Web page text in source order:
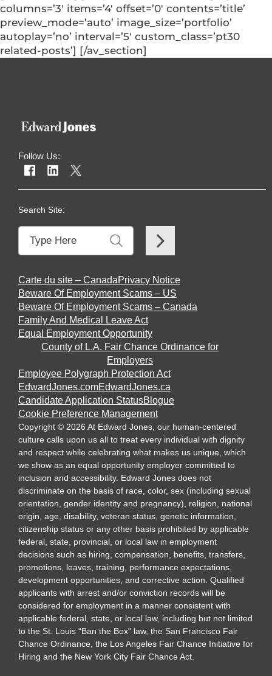
columns=’3′ items=’4′ offset=’0′ contents=’title’
preview_mode=’auto’ image_size=’portfolio’
autoplay=’no’ interval=’5′ custom_class=’pt30
related-posts’] [/av_section]
Follow Us:
Search Site:
Carte du site – CanadaPrivacy Notice
Beware Of Employment Scams – US
Beware Of Employment Scams – Canada
Family And Medical Leave Act
Equal Employment Opportunity
County of L.A. Fair Chance Ordinance for
Employers
Employee Polygraph Protection Act
EdwardJones.comEdwardJones.ca
Candidate Application StatusBlogue
Cookie Preference Management
Copyright © 2026 At Edward Jones, our human-centered
culture calls upon us all to treat every individual with dignity
and respect while celebrating what makes us unique, which
we show as an equal opportunity employer committed to
inclusion and accessibility. Edward Jones does not
discriminate on the basis of race, color, sex (including sexual
orientation, gender identity and pregnancy), religion, national
origin, age, disability, veteran status, genetic information,
citizenship status or any other basis prohibited by applicable
federal, state, provincial, or local law in employment
decisions such as hiring, compensation, benefits, transfers,
promotions, leaves, training, performance expectations,
development opportunities, and corrective action. Qualified
applicants with arrest and/or conviction records will be
considered for employment in a manner consistent with
applicable federal, state, or local law, including but not limited
to the St. Louis “Ban the Box” law, the San Francisco Fair
Chance Ordinance, the Los Angeles Fair Chance Initiative for
Hiring and the New York City Fair Chance Act.